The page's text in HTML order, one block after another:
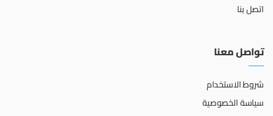
اتصل بنا
تواصل معنا
شروط الاستخدام
سياسة الخصوصية